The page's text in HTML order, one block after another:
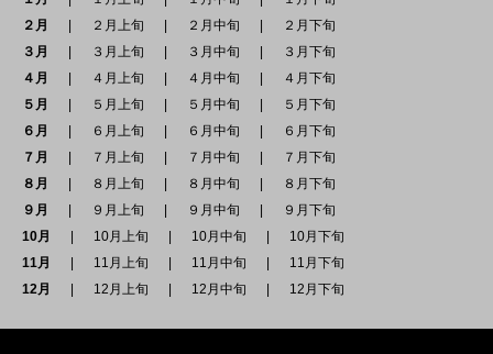
２月
２月上旬 ２月中旬
２月下旬
３月
３月上旬 ３月中旬
３月下旬
４月
４月上旬 ４月中旬
４月下旬
５月
５月上旬 ５月中旬
５月下旬
６月
６月上旬 ６月中旬
６月下旬
７月
７月上旬 ７月中旬
７月下旬
８月
８月上旬 ８月中旬
８月下旬
９月
９月上旬 ９月中旬
９月下旬
10月
10月上旬 10月中旬
10月下旬
11月
11月上旬 11月中旬
11月下旬
12月
12月上旬 12月中旬 12月下旬